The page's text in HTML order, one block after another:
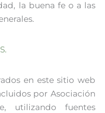
la buena fe o a las
en este sitio web
por Asociación
utilizando fuentes